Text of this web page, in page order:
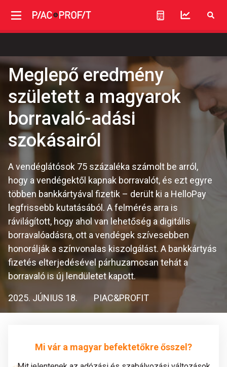
Meglepő eredmény
született a magyarok
borravaló-adási
szokásairól
A vendéglátósok 75 százaléka számolt be arról,
hogy a vendégektől kapnak borravalót, és ezt egyre
többen bankkártyával fizetik – derült ki a HelloPay
legfrissebb kutatásából. A felmérés arra is
rávilágított, hogy ahol van lehetőség a digitális
borravalóadásra, ott a vendégek szívesebben
honorálják a színvonalas kiszolgálást. A bankkártyás
fizetés elterjedésével párhuzamosan tehát a
borravaló is új lendületet kapott.
2025. JÚNIUS 18. PIAC&PROFIT
Mi vár a magyar befektetőkre ősszel?